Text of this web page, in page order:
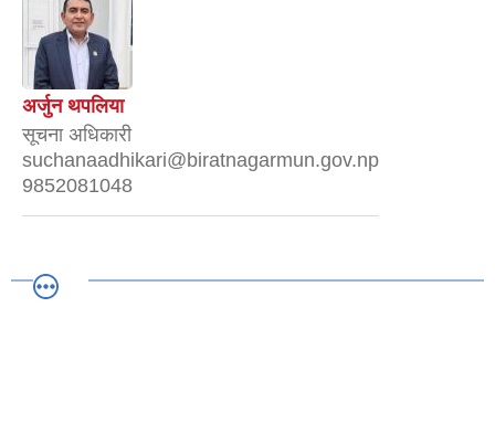
अर्जुन थपलिया
सूचना अधिकारी
suchanaadhikari@biratnagarmun.gov.np
9852081048